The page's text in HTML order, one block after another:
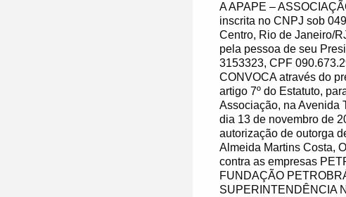
A APAPE –
inscrita no CNPJ sob
Centro, Rio de Janeiro/
pela pessoa de seu
3153323, CPF
CONVOCA através do
artigo 7º do Estatuto,
Associação, na Avenida
dia 13 de novembro de
autorização de outorga
Almeida Martins Costa,
contra as empresas
FUNDAÇÃO
SUPERINTENDÊNCIA